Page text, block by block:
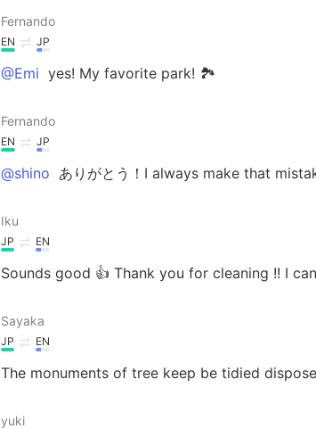
Fernando
EN JP
@Emi yes! My favorite park! 🏞️
Fernando
EN JP
@shino ありがとう！I always make that
Iku
JP EN
Sounds good 👍 Thank you for cleaning !! I
Sayaka
JP EN
The monuments of tree keep be tidied
yuki